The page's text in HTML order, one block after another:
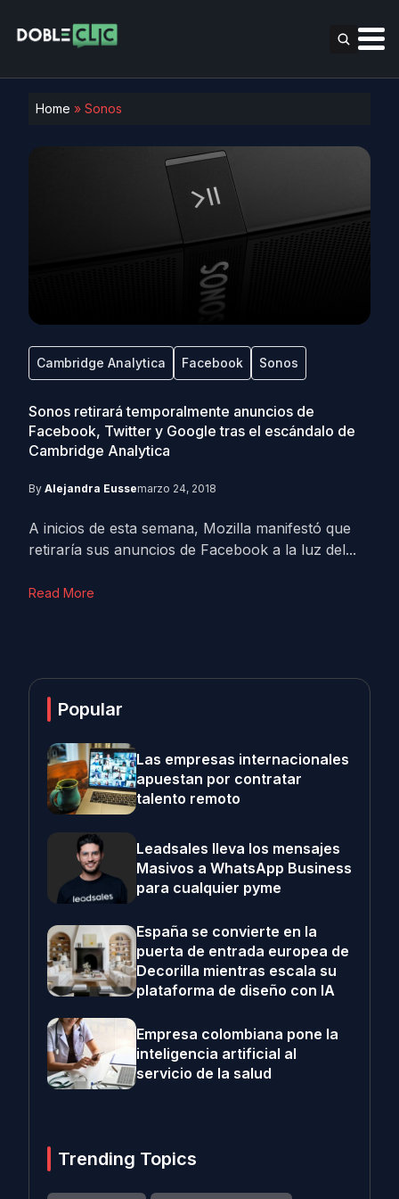
Home » Sonos
Cambridge Analytica Facebook Sonos
Sonos retirará temporalmente anuncios de
Facebook, Twitter y Google tras el escándalo de
Cambridge Analytica
By Alejandra Eussemarzo 24, 2018
A inicios de esta semana, Mozilla manifestó que
retiraría sus anuncios de Facebook a la luz del...
Read More
Popular
Las empresas internacionales
apuestan por contratar
talento remoto
Leadsales lleva los mensajes
Masivos a WhatsApp Business
para cualquier pyme
España se convierte en la
puerta de entrada europea de
Decorilla mientras escala su
plataforma de diseño con IA
Empresa colombiana pone la
inteligencia artificial al
servicio de la salud
Trending Topics